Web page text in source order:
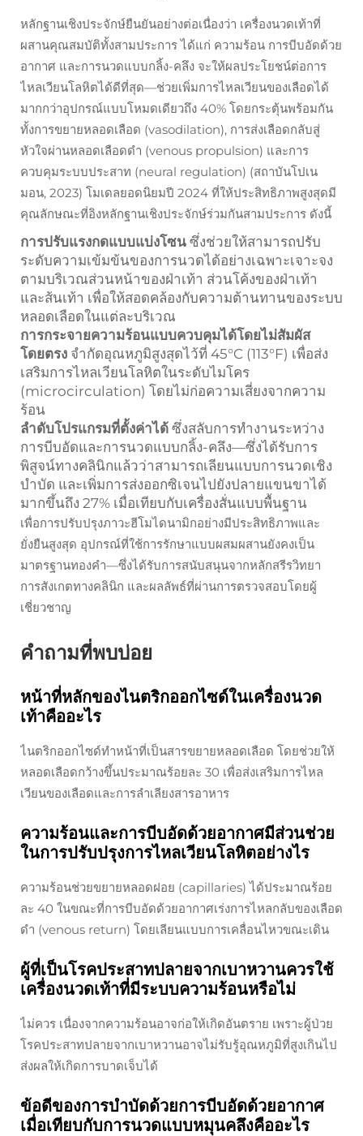
หลักฐานเชิงประจักษ์ยืนยันอย่างต่อเนื่องว่า เครื่องนวดเท้าที่
ผสานคุณสมบัติทั้งสามประการ ได้แก่ ความร้อน การบีบอัดด้วย
อากาศ และการนวดแบบกลิ้ง-คลึง จะให้ผลประโยชน์ต่อการ
ไหลเวียนโลหิตได้ดีที่สุด—ช่วยเพิ่มการไหลเวียนของเลือดได้
มากกว่าอุปกรณ์แบบโหมดเดียวถึง 40% โดยกระตุ้นพร้อมกัน
ทั้งการขยายหลอดเลือด (vasodilation), การส่งเลือดกลับสู่
หัวใจผ่านหลอดเลือดดำ (venous propulsion) และการ
ควบคุมระบบประสาท (neural regulation) (สถาบันโปเน
มอน, 2023) โมเดลยอดนิยมปี 2024 ที่ให้ประสิทธิภาพสูงสุดมี
คุณลักษณะที่อิงหลักฐานเชิงประจักษ์ร่วมกันสามประการ ดังนี้
การปรับแรงกดแบบแบ่งโซน ซึ่งช่วยให้สามารถปรับ
ระดับความเข้มข้นของการนวดได้อย่างเฉพาะเจาะจง
ตามบริเวณส่วนหน้าของฝ่าเท้า ส่วนโค้งของฝ่าเท้า
และส้นเท้า เพื่อให้สอดคล้องกับความต้านทานของระบบ
หลอดเลือดในแต่ละบริเวณ
การกระจายความร้อนแบบควบคุมได้โดยไม่สัมผัส
โดยตรง จำกัดอุณหภูมิสูงสุดไว้ที่ 45°C (113°F) เพื่อส่ง
เสริมการไหลเวียนโลหิตในระดับไมโคร
(microcirculation) โดยไม่ก่อความเสี่ยงจากความ
ร้อน
ลำดับโปรแกรมที่ตั้งค่าได้ ซึ่งสลับการทำงานระหว่าง
การบีบอัดและการนวดแบบกลิ้ง-คลึง—ซึ่งได้รับการ
พิสูจน์ทางคลินิกแล้วว่าสามารถเลียนแบบการนวดเชิง
บำบัด และเพิ่มการส่งออกซิเจนไปยังปลายแขนขาได้
มากขึ้นถึง 27% เมื่อเทียบกับเครื่องสั่นแบบพื้นฐาน
เพื่อการปรับปรุงภาวะฮีโมไดนามิกอย่างมีประสิทธิภาพและ
ยั่งยืนสูงสุด อุปกรณ์ที่ใช้การรักษาแบบผสมผสานยังคงเป็น
มาตรฐานทองคำ—ซึ่งได้รับการสนับสนุนจากหลักสรีรวิทยา
การสังเกตทางคลินิก และผลลัพธ์ที่ผ่านการตรวจสอบโดยผู้
เชี่ยวชาญ
คำถามที่พบบ่อย
หน้าที่หลักของไนตริกออกไซด์ในเครื่องนวด
เท้าคืออะไร
ไนตริกออกไซด์ทำหน้าที่เป็นสารขยายหลอดเลือด โดยช่วยให้
หลอดเลือดกว้างขึ้นประมาณร้อยละ 30 เพื่อส่งเสริมการไหล
เวียนของเลือดและการลำเลียงสารอาหาร
ความร้อนและการบีบอัดด้วยอากาศมีส่วนช่วย
ในการปรับปรุงการไหลเวียนโลหิตอย่างไร
ความร้อนช่วยขยายหลอดฝอย (capillaries) ได้ประมาณร้อย
ละ 40 ในขณะที่การบีบอัดด้วยอากาศเร่งการไหลกลับของเลือด
ดำ (venous return) โดยเลียนแบบการเคลื่อนไหวขณะเดิน
ผู้ที่เป็นโรคประสาทปลายจากเบาหวานควรใช้
เครื่องนวดเท้าที่มีระบบความร้อนหรือไม่
ไม่ควร เนื่องจากความร้อนอาจก่อให้เกิดอันตราย เพราะผู้ป่วย
โรคประสาทปลายจากเบาหวานอาจไม่รับรู้อุณหภูมิที่สูงเกินไป
ส่งผลให้เกิดการบาดเจ็บได้
ข้อดีของการบำบัดด้วยการบีบอัดด้วยอากาศ
เมื่อเทียบกับการนวดแบบหมุนคลึงคืออะไร